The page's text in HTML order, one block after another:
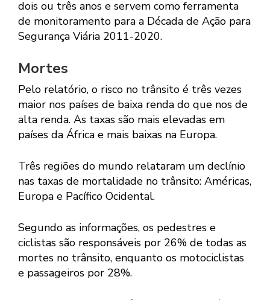
dois ou três anos e servem como ferramenta
de monitoramento para a Década de Ação para
Segurança Viária 2011-2020.
Mortes
Pelo relatório, o risco no trânsito é três vezes
maior nos países de baixa renda do que nos de
alta renda. As taxas são mais elevadas em
países da África e mais baixas na Europa.
Três regiões do mundo relataram um declínio
nas taxas de mortalidade no trânsito: Américas,
Europa e Pacífico Ocidental.
Segundo as informações, os pedestres e
ciclistas são responsáveis ​​por 26% de todas as
mortes no trânsito, enquanto os motociclistas
e passageiros por 28%.